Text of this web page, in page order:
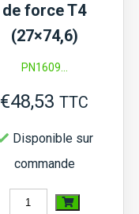
de force T4
(27×74,6)
PN1609...
€48,53 TTC
Disponible sur
commande
quantité